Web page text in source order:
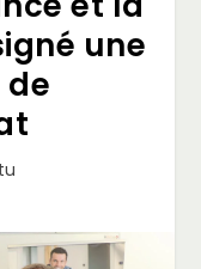
une